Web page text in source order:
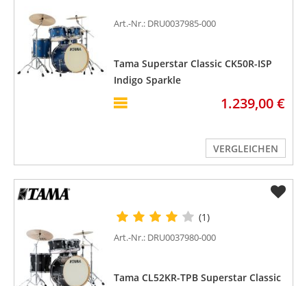
Art.-Nr.: DRU0037985-000
Tama Superstar Classic CK50R-ISP
Indigo Sparkle
1.239,00 €
VERGLEICHEN
(1)
Art.-Nr.: DRU0037980-000
Tama CL52KR-TPB Superstar Classic